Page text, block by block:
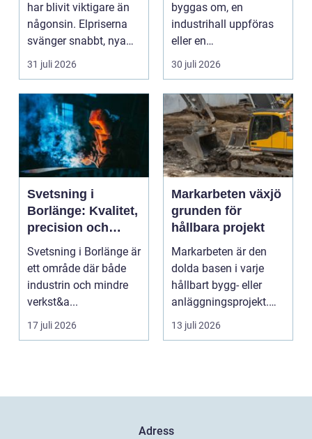
har blivit viktigare än
någonsin. Elpriserna
svänger snabbt, nya
typer av av...
31 juli 2026
byggas om, en
industrihall uppföras
eller en
lantbruksanläggning
moderniseras ä...
30 juli 2026
Svetsning i
Borlänge: Kvalitet,
precision och
hållbara
konstruktioner
Svetsning i Borlänge är
ett område där både
industrin och mindre
verkst&a...
17 juli 2026
Markarbeten växjö
grunden för
hållbara projekt
Markarbeten är den
dolda basen i varje
hållbart bygg- eller
anläggningsprojekt.
Oavsett om det gälle...
13 juli 2026
Adress